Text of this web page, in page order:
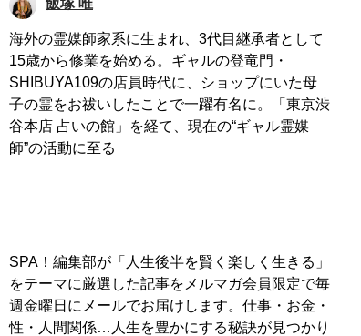
海外の霊媒師家系に生まれ、3代目継承者として
15歳から修業を始める。ギャルの登竜門・
SHIBUYA109の店員時代に、ショップにいた母
子の霊をお祓いしたことで一躍有名に。「東京渋
谷本店 占いの館」を経て、現在の“ギャル霊媒
師”の活動に至る
SPA！編集部が「人生後半を賢く楽しく生きる」
をテーマに厳選した記事をメルマガ会員限定で毎
週金曜日にメールでお届けします。仕事・お金・
性・人間関係…人生を豊かにする秘訣が見つかり